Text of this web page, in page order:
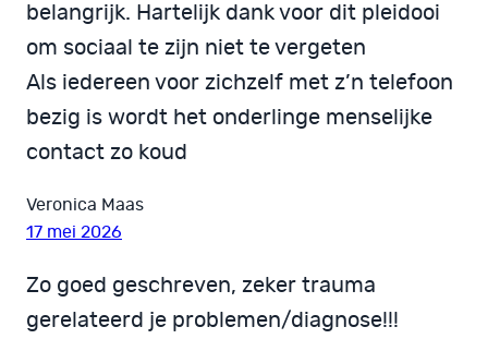
belangrijk. Hartelijk dank voor dit pleidooi
om sociaal te zijn niet te vergeten
Als iedereen voor zichzelf met z’n telefoon
bezig is wordt het onderlinge menselijke
contact zo koud
Veronica Maas
17 mei 2026
Zo goed geschreven, zeker trauma
gerelateerd je problemen/diagnose!!!